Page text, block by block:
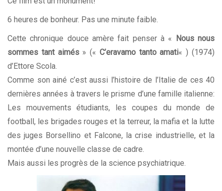
6 heures de bonheur. Pas une minute faible.
Cette chronique douce amère fait penser à «
Nous nous
sommes tant aimés» (« C’eravamo tanto amati« ) (1974)
d’Ettore Scola.
Comme son ainé c’est aussi l’histoire de l’Italie de ces 40
dernières années à travers le prisme d’une famille italienne:
Les mouvements étudiants, les coupes du monde de
football, les brigades rouges et la terreur, la mafia et la lutte
des juges Borsellino et Falcone, la crise industrielle, et la
montée d’une nouvelle classe de cadre.
Mais aussi les progrès de la science psychiatrique.